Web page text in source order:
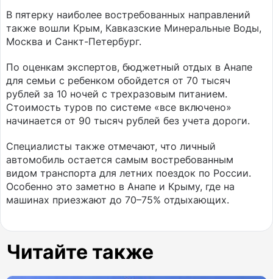
В пятерку наиболее востребованных направлений
также вошли Крым, Кавказские Минеральные Воды,
Москва и Санкт-Петербург.
По оценкам экспертов, бюджетный отдых в Анапе
для семьи с ребенком обойдется от 70 тысяч
рублей за 10 ночей с трехразовым питанием.
Стоимость туров по системе «все включено»
начинается от 90 тысяч рублей без учета дороги.
Специалисты также отмечают, что личный
автомобиль остается самым востребованным
видом транспорта для летних поездок по России.
Особенно это заметно в Анапе и Крыму, где на
машинах приезжают до 70–75% отдыхающих.
Читайте также